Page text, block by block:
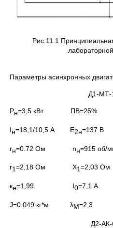
Рис.11.1
лабораторной
Параметры асинхронных
Д1-МТ-
Рн=3,5 кВт
Iн=18,1/10,5 А E2н=137
rн=0.72 Ом nн=915
r1=2,18 Ом X1=2,03
ке=1,99 I0=7,1 А
J=0.049 кг*м λМ=2,3
Д2-